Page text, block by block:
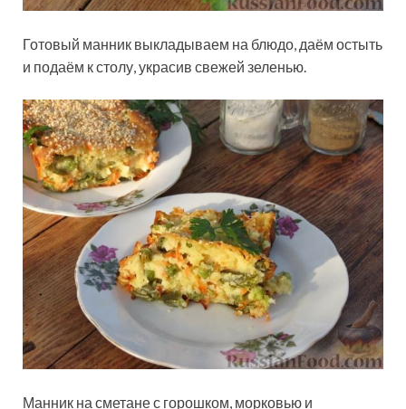
Готовый манник выкладываем на блюдо, даём остыть
и подаём к столу, украсив свежей зеленью.
Манник на сметане с горошком, морковью и